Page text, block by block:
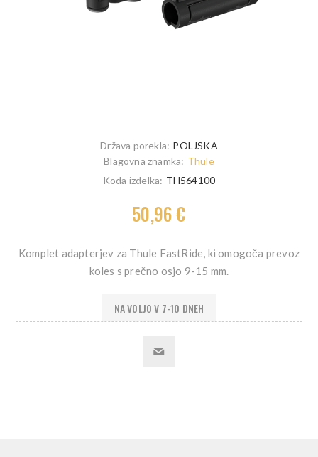
Država porekla: POLJSKA
Blagovna znamka: Thule
Koda izdelka: TH564100
50,96 €
Komplet adapterjev za Thule FastRide, ki omogoča prevoz
koles s prečno osjo 9-15 mm.
NA VOLJO V 7-10 DNEH